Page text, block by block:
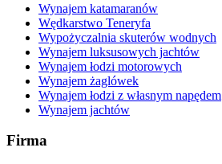
Wynajem katamaranów
Wędkarstwo Teneryfa
Wypożyczalnia skuterów wodnych
Wynajem luksusowych jachtów
Wynajem łodzi motorowych
Wynajem żaglówek
Wynajem łodzi z własnym napędem
Wynajem jachtów
Firma